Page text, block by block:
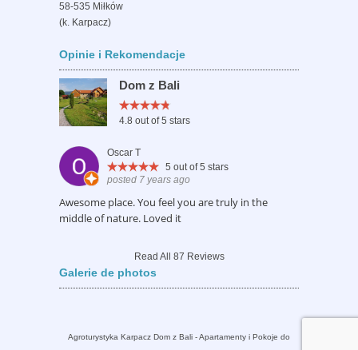
58-535 Miłków
(k. Karpacz)
Opinie i Rekomendacje
Dom z Bali
4.8 out of 5 stars
Oscar T
5 out of 5 stars
posted 7 years ago
Awesome place. You feel you are truly in the
middle of nature. Loved it
Read All 87 Reviews
Galerie de photos
Agroturystyka Karpacz Dom z Bali - Apartamenty i Pokoje do